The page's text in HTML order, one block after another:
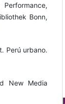
Bonn,
Perú urbano.
New Media